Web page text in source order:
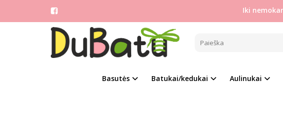
Iki
Basutės Batukai/kedukai Aulinukai
CLIBEE 27-37
Populiari
Į